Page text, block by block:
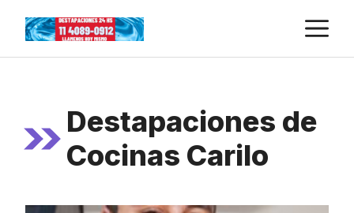
content
Destapaciones de
Cocinas Carilo